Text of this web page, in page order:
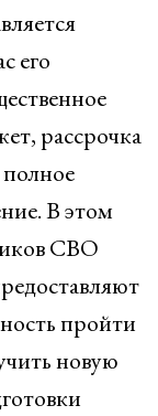
его
рассрочка
В этом
СВО
пройти
новую